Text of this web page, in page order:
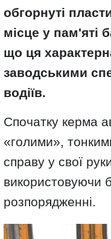
обгорнуті
місце у пам'яті
що ця
заводськими
водіїв.
Спочатку керма
«голими»,
справу у свої
використовуючи
розпорядженні.